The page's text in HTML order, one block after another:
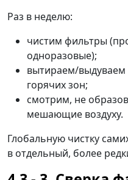
Раз в неделю:
чистим фильтры
одноразовые);
вытираем/выдуваем
горячих зон;
смотрим, не
мешающие воздуху.
Глобальную чистку
в отдельный, более